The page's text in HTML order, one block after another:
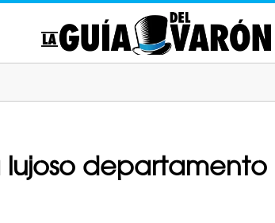
lujoso departamento